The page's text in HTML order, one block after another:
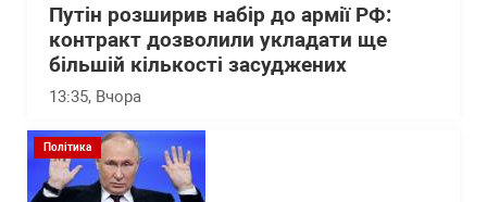
Путін розширив набір до армії РФ:
контракт дозволили укладати ще
більшій кількості засуджених
13:35, Вчора
Політика